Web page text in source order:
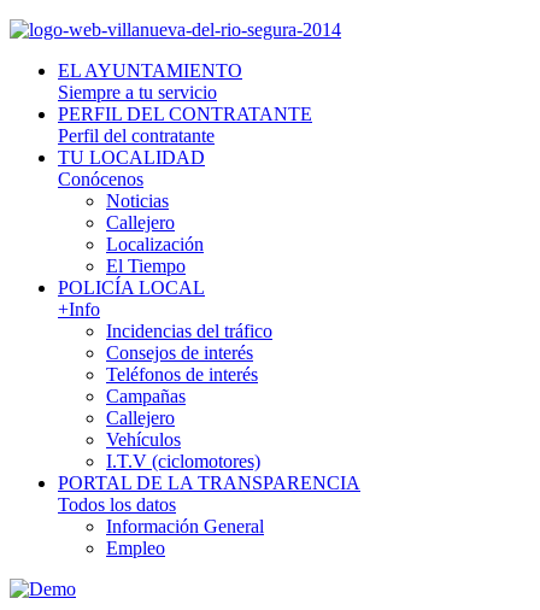
EL AYUNTAMIENTO
Siempre a tu servicio
PERFIL DEL CONTRATANTE
Perfil del contratante
TU LOCALIDAD
Conócenos
Noticias
Callejero
Localización
El Tiempo
POLICÍA LOCAL
+Info
Incidencias del tráfico
Consejos de interés
Teléfonos de interés
Campañas
Callejero
Vehículos
I.T.V (ciclomotores)
PORTAL DE LA TRANSPARENCIA
Todos los datos
Información General
Empleo